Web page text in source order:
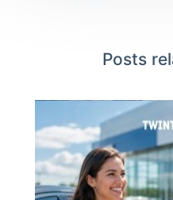
Posts